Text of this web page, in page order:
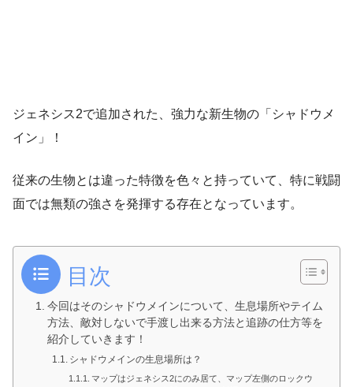
ジェネシス2で追加された、強力な新生物の「シャドウメ
イン」！
従来の生物とは違った特徴を色々と持っていて、特に戦闘
面では無類の強さを発揮する存在となっています。
目次
今回はそのシャドウメインについて、生息場所やテイム
方法、敵対しないで手渡し出来る方法と追跡の仕方等を
紹介していきます！
シャドウメインの生息場所は？
マップはジェネシス2にのみ居て、マップ左側のロックウ